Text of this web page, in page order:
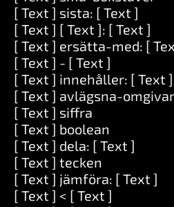
[ Text ] sista: [ Text ]
[ Text ] [ Text ]: [ Text ]
[ Text ] ersätta-med: [
[ Text ] - [ Text ]
[ Text ] innehåller: [ Text ]
[ Text ] avlägsna-
[ Text ] siffra
[ Text ] boolean
[ Text ] dela: [ Text ]
[ Text ] tecken
[ Text ] jämföra: [ Text ]
[ Text ] < [ Text ]